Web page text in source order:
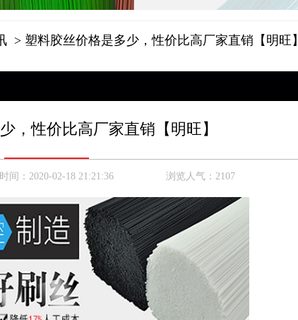
> 塑料胶丝价格是多少，性价比高厂家直销【明旺】
，性价比高厂家直销【明旺】
间： 2020-02-18 21:21:36 浏览人气： 2107